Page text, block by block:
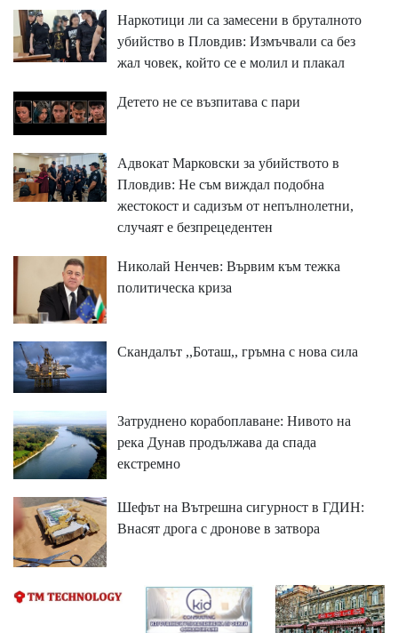
Наркотици ли са замесени в бруталното
убийство в Пловдив: Измъчвали са без
жал човек, който се е молил и плакал
Детето не се възпитава с пари
Адвокат Марковски за убийството в
Пловдив: Не съм виждал подобна
жестокост и садизъм от непълнолетни,
случаят е безпрецедентен
Николай Ненчев: Вървим към тежка
политическа криза
Скандалът ,,Боташ,, гръмна с нова сила
Затруднено корабоплаване: Нивото на
река Дунав продължава да спада
екстремно
Шефът на Вътрешна сигурност в ГДИН:
Внасят дрога с дронове в затвора